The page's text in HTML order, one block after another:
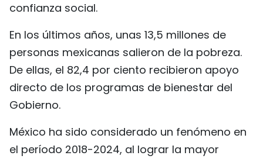
confianza social.
En los últimos años, unas 13,5 millones de
personas mexicanas salieron de la pobreza.
De ellas, el 82,4 por ciento recibieron apoyo
directo de los programas de bienestar del
Gobierno.
México ha sido considerado un fenómeno en
el período 2018-2024, al lograr la mayor